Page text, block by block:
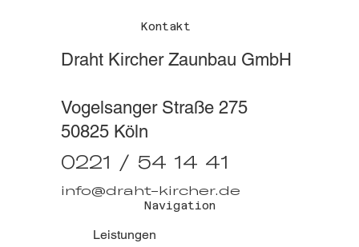
Kontakt
Draht Kircher Zaunbau GmbH
Vogelsanger Straße 275
50825 Köln
0221 / 54 14 41
info@draht-kircher.de
Navigation
Leistungen